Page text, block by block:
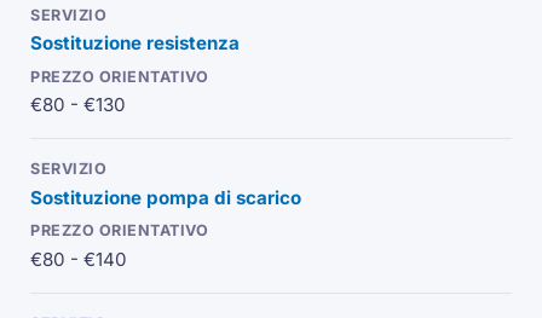
Sostituzione resistenza
€80 - €130
Sostituzione pompa di scarico
€80 - €140